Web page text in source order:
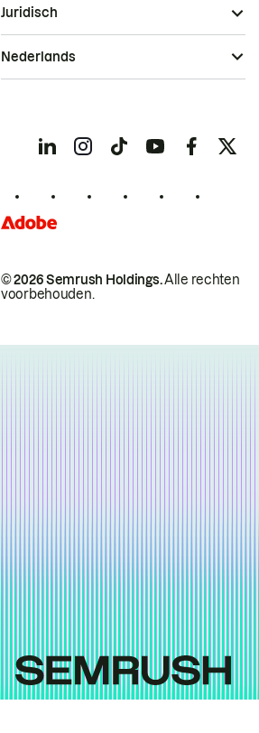
© 2026 Semrush Holdings.Alle rechten
voorbehouden.
Juridisch
Nederlands